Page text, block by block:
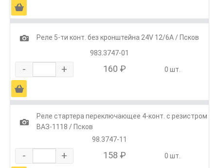
Ä
1
Реле 5-ти конт. без кронштейна 24V 12/6А / Псков
983.3747-01
- + 160 ₽ 0 шт.
Ä
1
Реле стартера переключающее 4-конт. с резистром
ВАЗ-1118 / Псков
98.3747-11
- + 158 ₽ 0 шт.